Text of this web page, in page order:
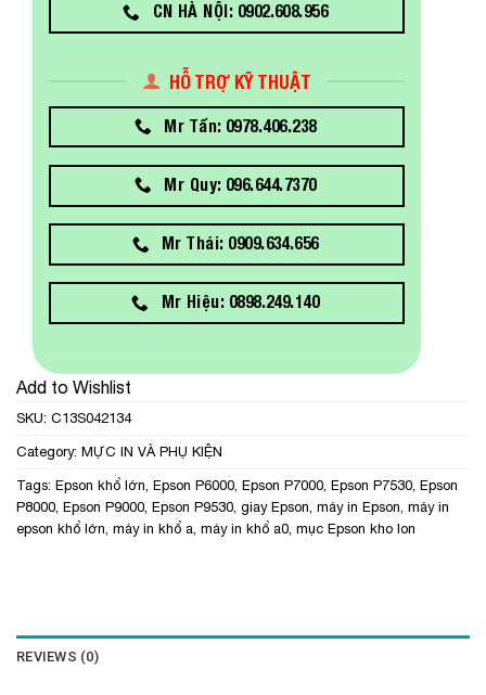
CN HÀ NỘI: 0902.608.956
HỖ TRỢ KỸ THUẬT
Mr Tấn: 0978.406.238
Mr Quy: 096.644.7370
Mr Thái: 0909.634.656
Mr Hiệu: 0898.249.140
Add to Wishlist
SKU: C13S042134
Category: MỰC IN VÀ PHỤ KIỆN
Tags: Epson khổ lớn Epson P6000 Epson P7000 Epson P7530 Epson
P8000 Epson P9000 Epson P9530 giay Epson máy in Epson máy in
epson khổ lớn máy in khổ a máy in khổ a0 mục Epson kho lon
REVIEWS (0)